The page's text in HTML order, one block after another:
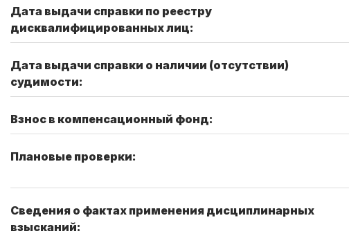
Дата выдачи справки по реестру
дисквалифицированных лиц:
Дата выдачи справки о наличии (отсутствии)
судимости:
Взнос в компенсационный фонд:
Плановые проверки:
Сведения о фактах применения дисциплинарных
взысканий: